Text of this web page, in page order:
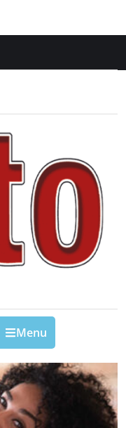
Menu